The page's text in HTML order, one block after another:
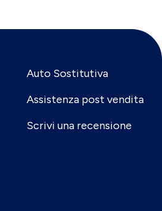
Auto Sostitutiva
Assistenza post vendita
Scrivi una recensione